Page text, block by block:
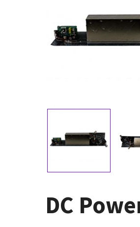
DC